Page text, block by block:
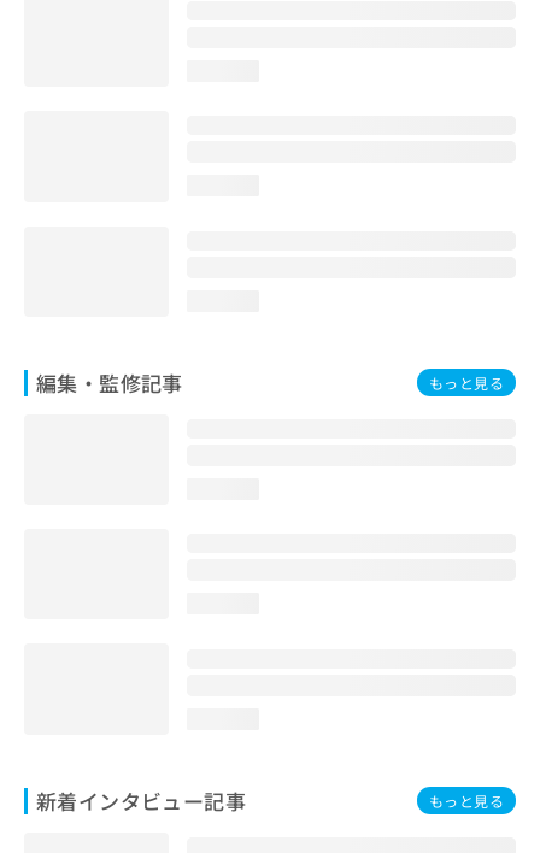
編集・監修記事 もっと見る
新着インタビュー記事 もっと見る